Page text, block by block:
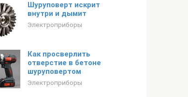
Шуруповерт искрит
внутри и дымит
Электроприборы
Как просверлить
отверстие в бетоне
шуруповертом
Электроприборы